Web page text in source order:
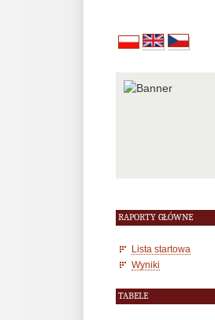
RAPORTY GŁÓWNE
Lista startowa
Wyniki
TABELE